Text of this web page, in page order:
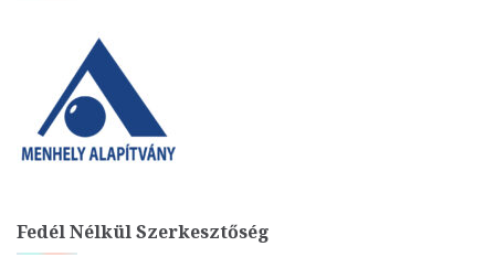
Fedél Nélkül Szerkesztőség